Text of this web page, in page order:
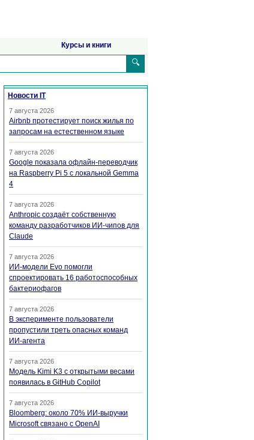
Курсы и книги
🔍
Новости IT
7 августа 2026
Airbnb протестирует поиск жилья по
запросам на естественном языке
7 августа 2026
Google показала офлайн-переводчик
на Raspberry Pi 5 с локальной Gemma
4
7 августа 2026
Anthropic создаёт собственную
команду разработчиков ИИ-чипов для
Claude
7 августа 2026
ИИ-модели Evo помогли
спроектировать 16 работоспособных
бактериофагов
7 августа 2026
В эксперименте пользователи
пропустили треть опасных команд
ИИ-агента
7 августа 2026
Модель Kimi K3 с открытыми весами
появилась в GitHub Copilot
7 августа 2026
Bloomberg: около 70% ИИ-выручки
Microsoft связано с OpenAI